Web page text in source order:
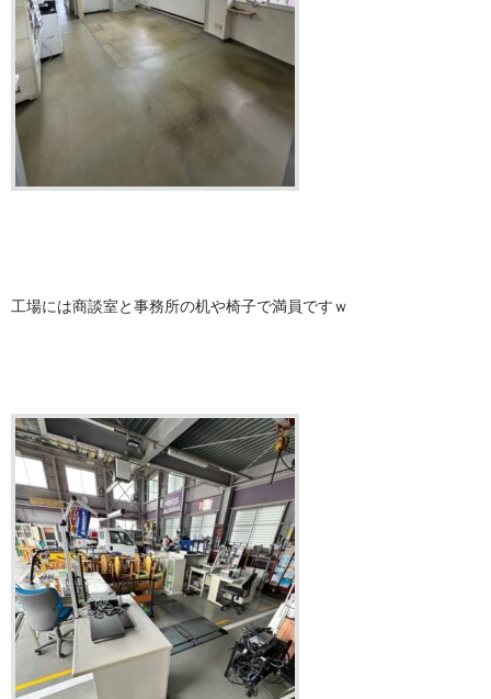
工場には商談室と事務所の机や椅子で満員ですｗ